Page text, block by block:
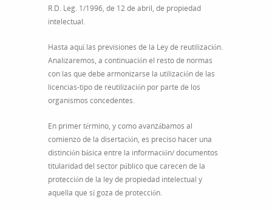
R.D. Leg. 1/1996, de 12 de abril, de propiedad
intelectual.
Hasta aquí las previsiones de la Ley de reutilización.
Analizaremos, a continuación el resto de normas
con las que debe armonizarse la utilización de las
licencias-tipo de reutilización por parte de los
organismos concedentes.
En primer término, y como avanzábamos al
comienzo de la disertación, es preciso hacer una
distinción básica entre la información/ documentos
titularidad del sector público que carecen de la
protección de la ley de propiedad intelectual y
aquella que sí goza de protección.